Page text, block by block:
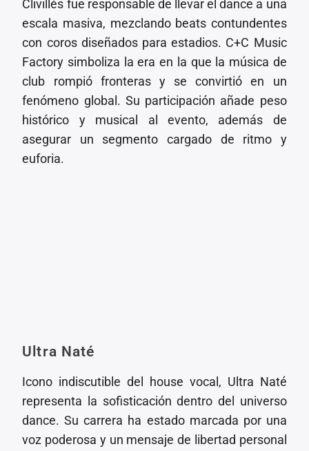
Clivillés fue responsable de llevar el dance a una
escala masiva, mezclando beats contundentes
con coros diseñados para estadios. C+C Music
Factory simboliza la era en la que la música de
club rompió fronteras y se convirtió en un
fenómeno global. Su participación añade peso
histórico y musical al evento, además de
asegurar un segmento cargado de ritmo y
euforia.
Ultra Naté
Icono indiscutible del house vocal, Ultra Naté
representa la sofisticación dentro del universo
dance. Su carrera ha estado marcada por una
voz poderosa y un mensaje de libertad personal